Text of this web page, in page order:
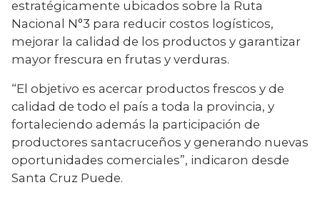
estratégicamente ubicados sobre la Ruta
Nacional N°3 para reducir costos logísticos,
mejorar la calidad de los productos y garantizar
mayor frescura en frutas y verduras.
“El objetivo es acercar productos frescos y de
calidad de todo el país a toda la provincia, y
fortaleciendo además la participación de
productores santacruceños y generando nuevas
oportunidades comerciales”, indicaron desde
Santa Cruz Puede.